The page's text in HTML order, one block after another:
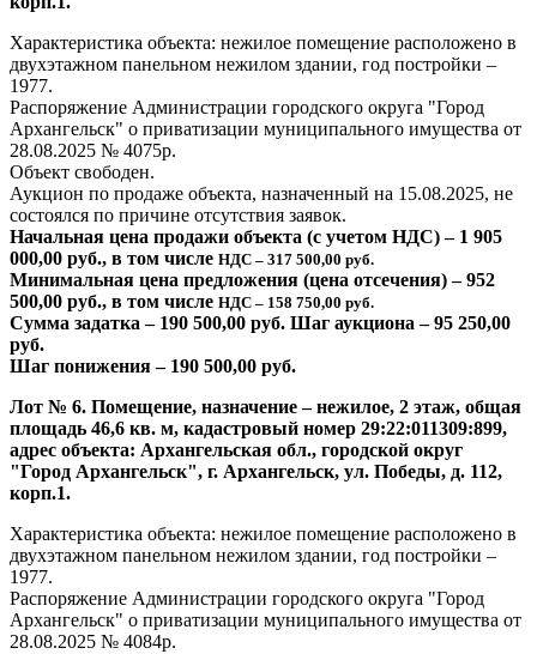
Характеристика объекта: нежилое помещение расположено в
двухэтажном панельном нежилом здании, год постройки –
1977.
Распоряжение Администрации городского округа "Город
Архангельск" о приватизации муниципального имущества от
28.08.2025 № 4075р.
Объект свободен.
Аукцион по продаже объекта, назначенный на 15.08.2025, не
состоялся по причине отсутствия заявок.
Начальная цена продажи объекта (с учетом НДС) – 1 905
000,00 руб., в том числе НДС – 317 500,00 руб.
Минимальная цена предложения (цена отсечения) – 952
500,00 руб., в том числе НДС – 158 750,00 руб.
Сумма задатка – 190 500,00 руб. Шаг аукциона – 95 250,00
руб.
Шаг понижения – 190 500,00 руб.
Лот № 6. Помещение, назначение – нежилое, 2 этаж, общая
площадь 46,6 кв. м, кадастровый номер 29:22:011309:899,
адрес объекта: Архангельская обл., городской округ
"Город Архангельск", г. Архангельск, ул. Победы, д. 112,
корп.1.
Характеристика объекта: нежилое помещение расположено в
двухэтажном панельном нежилом здании, год постройки –
1977.
Распоряжение Администрации городского округа "Город
Архангельск" о приватизации муниципального имущества от
28.08.2025 № 4084р.